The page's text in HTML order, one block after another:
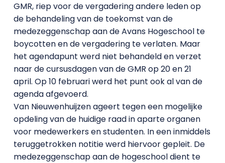
GMR, riep voor de vergadering andere leden op
de behandeling van de toekomst van de
medezeggenschap aan de Avans Hogeschool te
boycotten en de vergadering te verlaten. Maar
het agendapunt werd niet behandeld en verzet
naar de cursusdagen van de GMR op 20 en 21
april. Op 10 februari werd het punt ook al van de
agenda afgevoerd.
Van Nieuwenhuijzen ageert tegen een mogelijke
opdeling van de huidige raad in aparte organen
voor medewerkers en studenten. In een inmiddels
teruggetrokken notitie werd hiervoor gepleit. De
medezeggenschap aan de hogeschool dient te